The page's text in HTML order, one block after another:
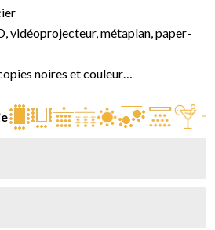
vidéoprojecteur, métaplan, paper-
noires et couleur…